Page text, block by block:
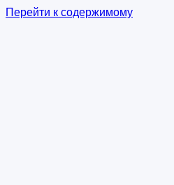
Перейти к содержимому